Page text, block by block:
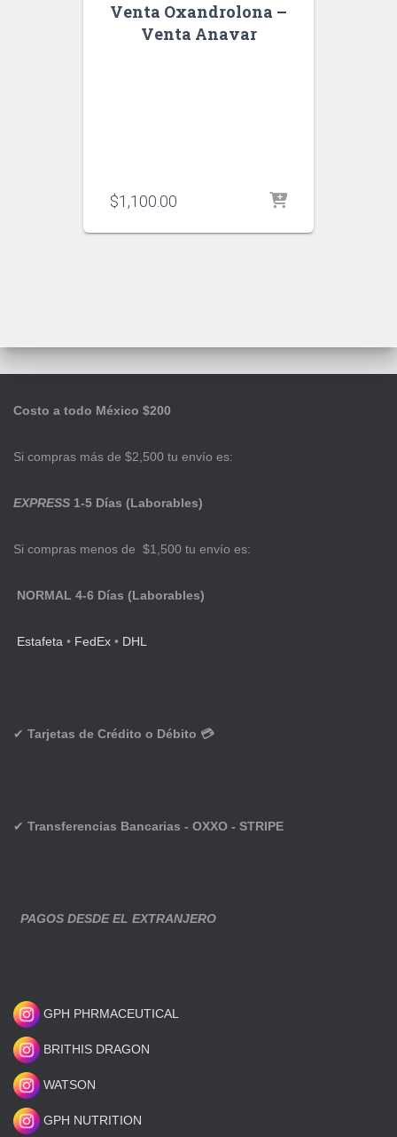
Venta Oxandrolona –
Venta Anavar
$1,100.00
Costo a todo México $200
Si compras más de $2,500 tu envío es:
EXPRESS 1-5 Días (Laborables)
Si compras menos de $1,500 tu envío es:
NORMAL 4-6 Días (Laborables)
Estafeta • FedEx • DHL
✔ Tarjetas de Crédito o Débito 💳
✔ Transferencias Bancarias - OXXO - STRIPE
PAGOS DESDE EL EXTRANJERO
GPH PHRMACEUTICAL
BRITHIS DRAGON
WATSON
GPH NUTRITION